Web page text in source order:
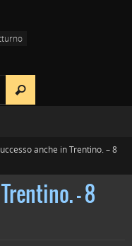
anche in Trentino. – 8
– 8